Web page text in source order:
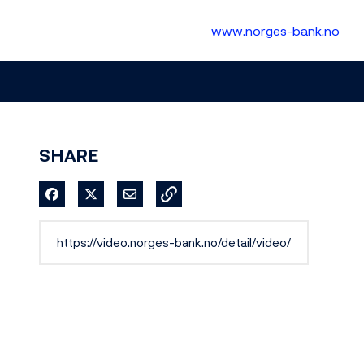
www.norges-bank.no
SHARE
Share on Facebook
Share on XShare via Email